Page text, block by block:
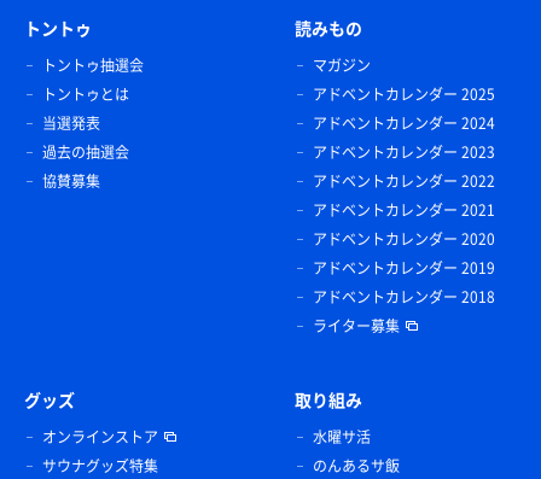
トントゥ
トントゥ抽選会
トントゥとは
当選発表
過去の抽選会
協賛募集
読みもの
マガジン
アドベントカレンダー 2025
アドベントカレンダー 2024
アドベントカレンダー 2023
アドベントカレンダー 2022
アドベントカレンダー 2021
アドベントカレンダー 2020
アドベントカレンダー 2019
アドベントカレンダー 2018
ライター募集
グッズ
オンラインストア
サウナグッズ特集
取り組み
水曜サ活
のんあるサ飯